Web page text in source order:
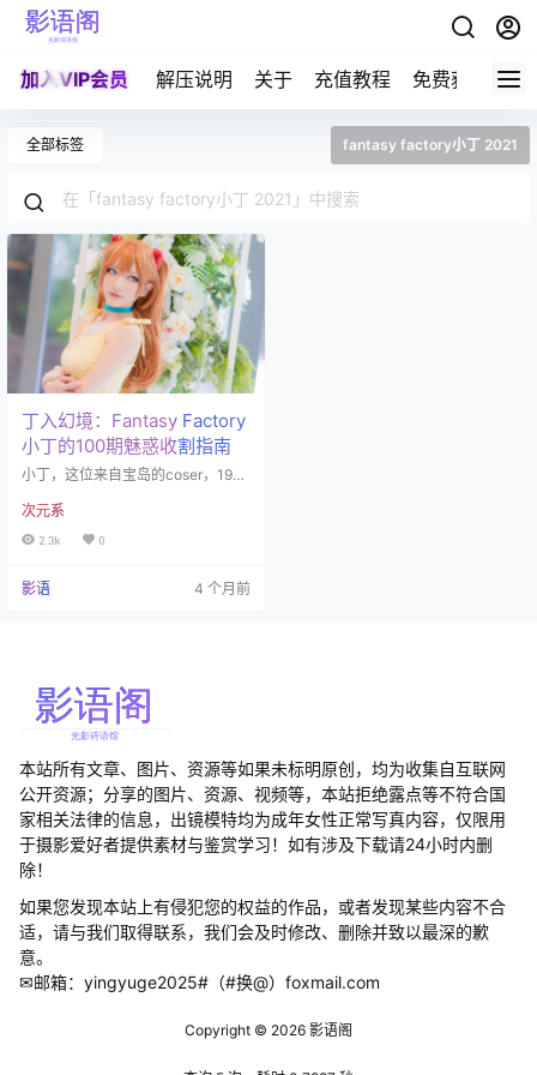
加入VIP会员 解压说明 关于 充值教程 免费获取积分
全部标签 fantasy factory小丁 2021
丁入幻境：Fantasy Factory
小丁的100期魅惑收割指南
小丁，这位来自宝岛的coser，1999
一张精致脸蛋和不可描述的身材比
例，成功让无数宅男"自愿"掏空钱
证"男人的钱真好赚"这一真理。从A
次元系
2.3k 0
影语 4 个月前
本站所有文章、图片、资源等如果未标明原创，均为收集自互联网
公开资源；分享的图片、资源、视频等，本站拒绝露点等不符合国
家相关法律的信息，出镜模特均为成年女性正常写真内容，仅限用
于摄影爱好者提供素材与鉴赏学习！如有涉及下载请24小时内删
除！
如果您发现本站上有侵犯您的权益的作品，或者发现某些内容不合
适，请与我们取得联系，我们会及时修改、删除并致以最深的歉
意。
✉邮箱：yingyuge2025#（#换@）foxmail.com
Copyright © 2026 影语阁